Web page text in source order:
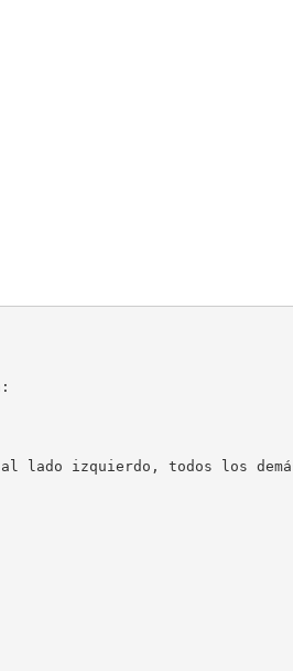
al lado izquierdo, todos los